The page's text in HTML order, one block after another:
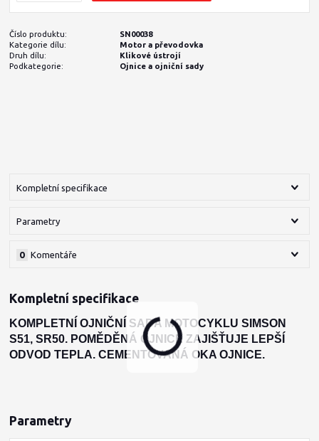
Číslo produktu:
SN00038
Kategorie dílu:
Motor a převodovka
Druh dílu:
Klikové ústrojí
Podkategorie:
Ojnice a ojniční sady
Kompletní specifikace
Parametry
Komentáře
0
Kompletní specifikace
KOMPLETNÍ OJNIČNÍ SADA MOTOCYKLU SIMSON
S51, SR50. POMĚDĚNÁ OJNICE ZAJIŠŤUJE LEPŠÍ
ODVOD TEPLA. CEMENTOVANÁ OKA OJNICE.
Parametry